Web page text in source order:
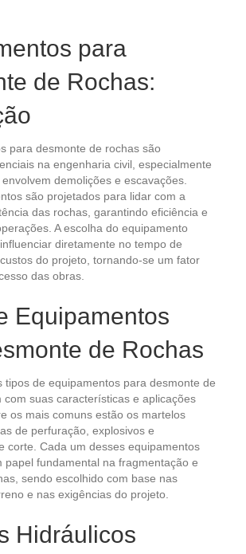
para
de Rochas:
para desmonte de rochas são
na engenharia civil, especialmente
demolições e escavações.
são projetados para lidar com a
das rochas, garantindo eficiência e
A escolha do equipamento
diretamente no tempo de
do projeto, tornando-se um fator
das obras.
Equipamentos
de Rochas
tipos de equipamentos para desmonte de
com suas características e aplicações
os mais comuns estão os martelos
de perfuração, explosivos e
corte. Cada um desses equipamentos
papel fundamental na fragmentação e
sendo escolhido com base nas
e nas exigências do projeto.
Hidráulicos